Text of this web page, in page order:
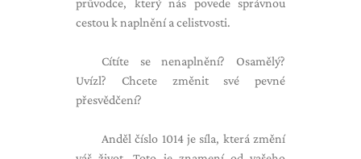
průvodce, který nás povede správnou
cestou k naplnění a celistvosti.
Cítíte se nenaplnění? Osamělý?
Uvízl? Chcete změnit své pevné
přesvědčení?
Anděl číslo 1014 je síla, která změní